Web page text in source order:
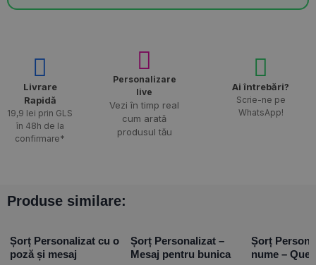
Livrare
Rapidă​
19,9 lei prin GLS
în 48h de la
confirmare*
Personalizare
live
Vezi în timp real
cum arată
produsul tău
Ai întrebări?
Scrie-ne pe
WhatsApp!
Produse similare:
Șorț Personalizat cu o
poză și mesaj
Șorț Personalizat –
Mesaj pentru bunica
Șorț
nume –